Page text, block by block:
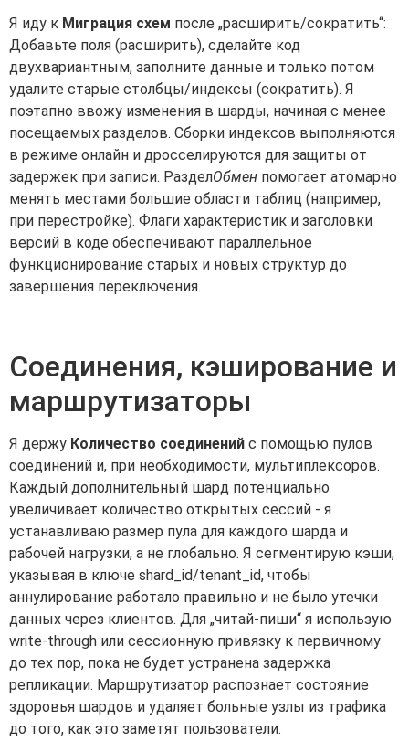
Я иду к Миграция схем после „расширить/сократить“:
Добавьте поля (расширить), сделайте код
двухвариантным, заполните данные и только потом
удалите старые столбцы/индексы (сократить). Я
поэтапно ввожу изменения в шарды, начиная с менее
посещаемых разделов. Сборки индексов выполняются
в режиме онлайн и дросселируются для защиты от
задержек при записи. РазделОбмен помогает атомарно
менять местами большие области таблиц (например,
при перестройке). Флаги характеристик и заголовки
версий в коде обеспечивают параллельное
функционирование старых и новых структур до
завершения переключения.
Соединения, кэширование и
маршрутизаторы
Я держу Количество соединений с помощью пулов
соединений и, при необходимости, мультиплексоров.
Каждый дополнительный шард потенциально
увеличивает количество открытых сессий - я
устанавливаю размер пула для каждого шарда и
рабочей нагрузки, а не глобально. Я сегментирую кэши,
указывая в ключе shard_id/tenant_id, чтобы
аннулирование работало правильно и не было утечки
данных через клиентов. Для „читай-пиши“ я использую
write-through или сессионную привязку к первичному
до тех пор, пока не будет устранена задержка
репликации. Маршрутизатор распознает состояние
здоровья шардов и удаляет больные узлы из трафика
до того, как это заметят пользователи.